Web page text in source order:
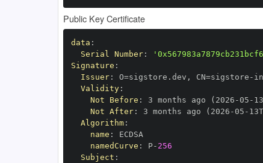
Public Key Certificate
data :
Serial Number:
Signature :
Issuer: O=sigstore.dev , CN=sigstore -
Validity:
Not Before : 3 months ago (2026 -05 -
Not After: 3 months ago (2026 -05 -
Algorithm:
name :
namedCurve : P- 256
Subject :